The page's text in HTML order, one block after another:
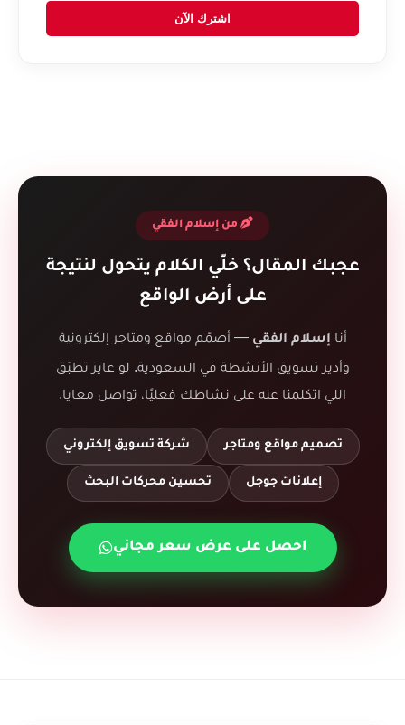
اشترك الآن
من إسلام الفقي
عجبك المقال؟ خلّي الكلام يتحول لنتيجة
على أرض الواقع
أنا إسلام الفقي — أصمّم مواقع ومتاجر إلكترونية
وأدير تسويق الأنشطة في السعودية. لو عايز تطبّق
اللي اتكلمنا عنه على نشاطك فعليًا، تواصل معايا.
تصميم مواقع ومتاجر شركة تسويق إلكتروني
إعلانات جوجل تحسين محركات البحث
احصل على عرض سعر مجاني